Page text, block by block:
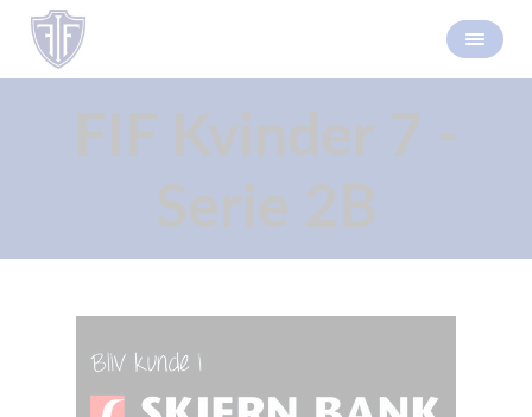
FIF Kvinder 7 -
Serie 2B